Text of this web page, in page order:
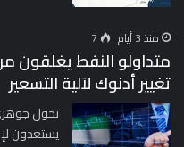
منذ 3 أيام 7
متداولو النفط يغلقون
تغيير أدنوك لآلية التسعير
تحول
يستعدون